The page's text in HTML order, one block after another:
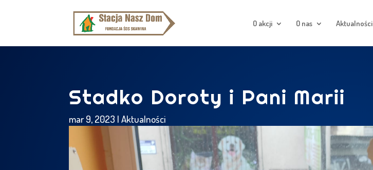
O akcji O nas Aktualności
Stadko Doroty i Pani Marii
mar 9, 2023 |Aktualności